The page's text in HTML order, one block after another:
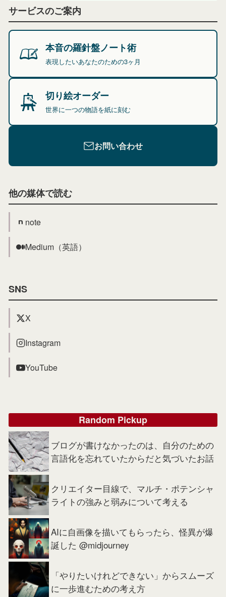
サービスのご案内
本音の羅針盤ノート術
表現したいあなたのための3ヶ月
切り絵オーダー
世界に一つの物語を紙に刻む
お問い合わせ
他の媒体で読む
note
Medium（英語）
SNS
X
Instagram
YouTube
Random Pickup
ブログが書けなかったのは、自分のための
言語化を忘れていたからだと気づいたお話
クリエイター目線で、マルチ・ポテンシャ
ライトの強みと弱みについて考える
AIに自画像を描いてもらったら、怪異が爆
誕した @midjourney
「やりたいけれどできない」からスムーズ
に一歩進むための考え方